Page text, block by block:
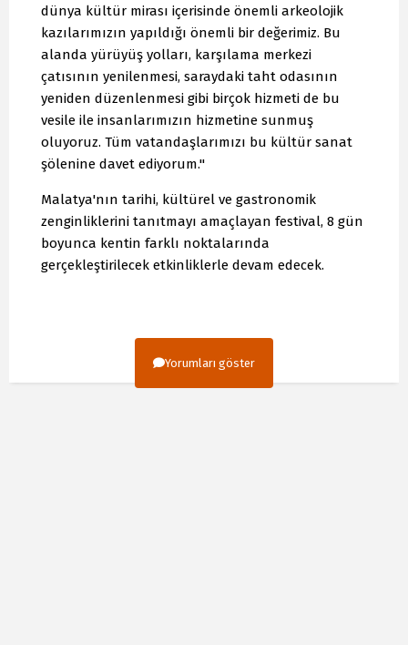
dünya kültür mirası içerisinde önemli arkeolojik
kazılarımızın yapıldığı önemli bir değerimiz. Bu
alanda yürüyüş yolları, karşılama merkezi
çatısının yenilenmesi, saraydaki taht odasının
yeniden düzenlenmesi gibi birçok hizmeti de bu
vesile ile insanlarımızın hizmetine sunmuş
oluyoruz. Tüm vatandaşlarımızı bu kültür sanat
şölenine davet ediyorum."
Malatya'nın tarihi, kültürel ve gastronomik
zenginliklerini tanıtmayı amaçlayan festival, 8 gün
boyunca kentin farklı noktalarında
gerçekleştirilecek etkinliklerle devam edecek.
Yorumları göster